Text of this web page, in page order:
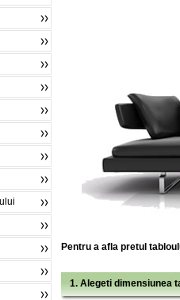
Pentru a afla pretul
1. Alegeti dimensiunea